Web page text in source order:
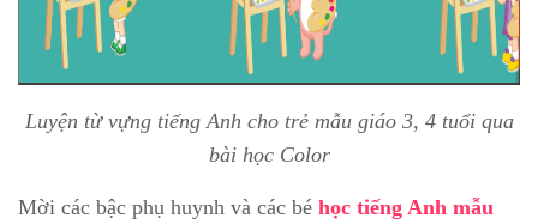
Luyện từ vựng tiếng Anh cho trẻ mẫu giáo 3, 4 tuổi qua
bài học Color
Mời các bậc phụ huynh và các bé học tiếng Anh mẫu